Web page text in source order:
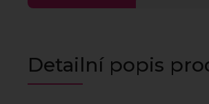
Detailní popis